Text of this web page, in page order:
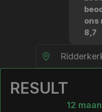
ons
8,7
RESULT
12